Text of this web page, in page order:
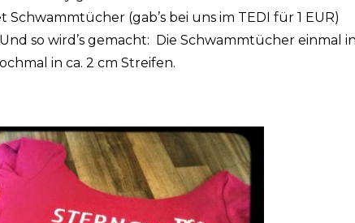
(gab’s bei uns im TEDI für 1 EUR)
so wird’s gemacht: Die Schwammtücher einmal
in ca. 2 cm Streifen.